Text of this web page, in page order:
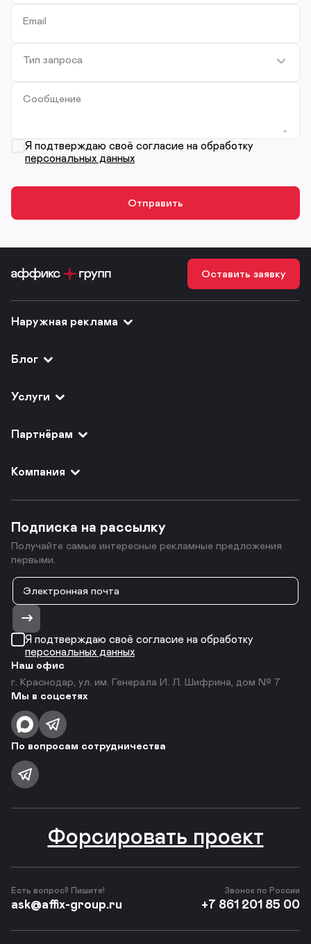
Email
Тип запроса
Сообщение
Я подтверждаю своё согласие на обработку
персональных данных
Оставить заявку
Наружная реклама
Блог
Услуги
Партнёрам
Компания
Подписка на рассылку
Получайте самые интересные рекламные предложения
первыми.
Я подтверждаю своё согласие на обработку
персональных данных
Наш офис
г. Краснодар, ул. им. Генерала И. Л. Шифрина, дом № 7
Мы в соцсетях
По вопросам сотрудничества
Есть вопрос? Пишите!
ask@affix-group.ru
Форсировать проект
Звонок по России
+7 861 201 85 00